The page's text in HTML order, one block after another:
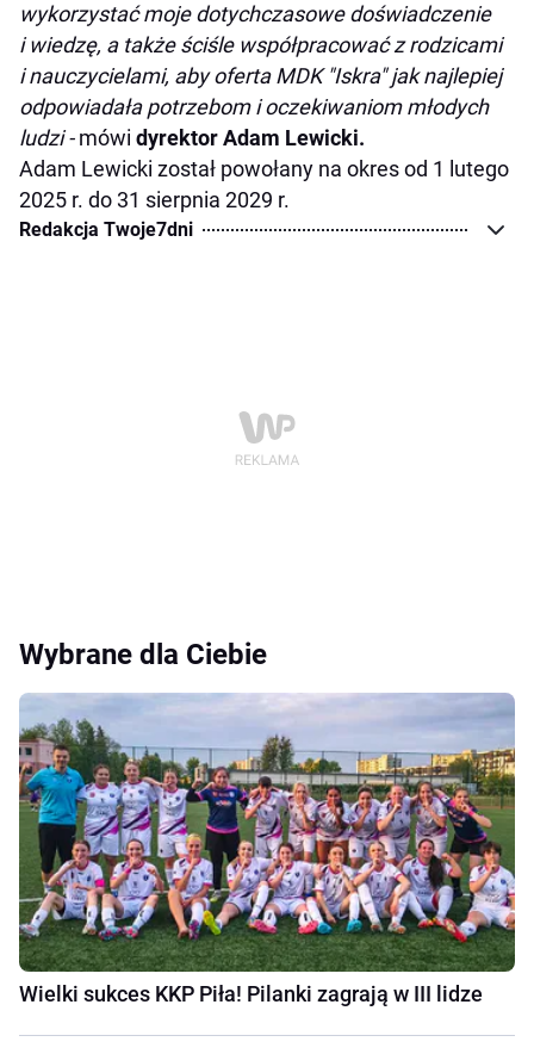
wykorzystać moje dotychczasowe doświadczenie
i wiedzę, a także ściśle współpracować z rodzicami
i nauczycielami, aby oferta MDK "Iskra" jak najlepiej
odpowiadała potrzebom i oczekiwaniom młodych
ludzi -mówi dyrektor Adam Lewicki.
Adam Lewicki został powołany na okres od 1 lutego
2025 r. do 31 sierpnia 2029 r.
Redakcja Twoje7dni
Wybrane dla Ciebie
Wielki sukces KKP Piła! Pilanki zagrają w III lidze